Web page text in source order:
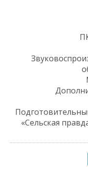
«Сельская